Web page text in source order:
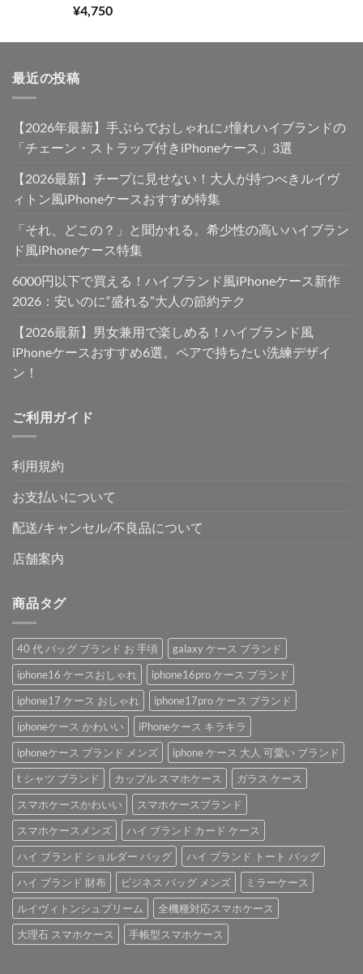
5段階中
5.00
¥4,750
最近の投稿
【2026年最新】手ぶらでおしゃれに♪憧れハイブランドの
「チェーン・ストラップ付きiPhoneケース」3選
【2026最新】チープに見せない！大人が持つべきルイヴ
ィトン風iPhoneケースおすすめ特集
「それ、どこの？」と聞かれる。希少性の高いハイブラン
ド風iPhoneケース特集
6000円以下で買える！ハイブランド風iPhoneケース新作
2026：安いのに“盛れる”大人の節約テク
【2026最新】男女兼用で楽しめる！ハイブランド風
iPhoneケースおすすめ6選。ペアで持ちたい洗練デザイ
ン！
ご利用ガイド
利用規約
お支払いについて
配送/キャンセル/不良品について
店舗案内
商品タグ
40 代 バッグ ブランド お 手頃
galaxy ケース ブランド
iphone16 ケースおしゃれ
iphone16pro ケース ブランド
iphone17 ケース おしゃれ
iphone17pro ケース ブランド
iphoneケース かわいい
iPhoneケース キラキラ
iphoneケース ブランド メンズ
iphone ケース 大人 可愛い ブランド
t シャツ ブランド
カップル スマホケース
ガラス ケース
スマホケースかわいい
スマホケースブランド
スマホケースメンズ
ハイ ブランド カード ケース
ハイ ブランド ショルダー バッグ
ハイ ブランド トート バッグ
ハイ ブランド 財布
ビジネス バッグ メンズ
ミラーケース
ルイヴィトンシュプリーム
全機種対応スマホケース
大理石 スマホケース
手帳型スマホケース